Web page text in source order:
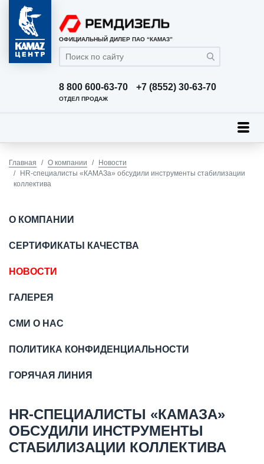
ОФИЦИАЛЬНЫЙ ДИЛЕР ПАО “КАМАЗ”
8 800 600-63-70 +7 (8552) 30-63-70
ОТДЕЛ ПРОДАЖ
Главная О компании
Новости
HR-специалисты «КАМАЗа» обсудили инструменты стабилизации
коллектива
О КОМПАНИИ
СЕРТИФИКАТЫ КАЧЕСТВА
НОВОСТИ
ГАЛЕРЕЯ
СМИ О НАС
ПОЛИТИКА КОНФИДЕНЦИАЛЬНОСТИ
ГОРЯЧАЯ ЛИНИЯ
HR-СПЕЦИАЛИСТЫ «КАМАЗА»
ОБСУДИЛИ ИНСТРУМЕНТЫ
СТАБИЛИЗАЦИИ КОЛЛЕКТИВА